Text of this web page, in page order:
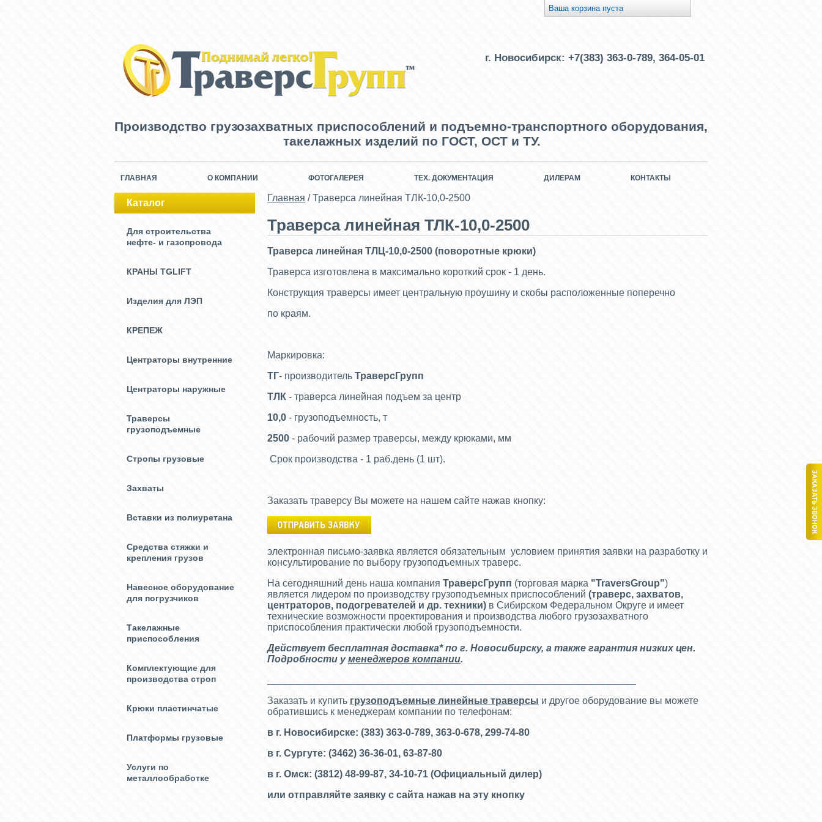
Ваша корзина пуста
г. Новосибирск: +7(383) 363-0-789, 364-05-01
Производство грузозахватных приспособлений и подъемно-транспортного оборудования,
такелажных изделий по ГОСТ, ОСТ и ТУ.
ГЛАВНАЯ О КОМПАНИИ ФОТОГАЛЕРЕЯ ТЕХ. ДОКУМЕНТАЦИЯ ДИЛЕРАМ КОНТАКТЫ
Каталог
Для строительства
нефте- и газопровода
КРАНЫ TGLIFT
Изделия для ЛЭП
КРЕПЕЖ
Центраторы внутренние
Центраторы наружные
Траверсы
грузоподъемные
Стропы грузовые
Захваты
Вставки из полиуретана
Средства стяжки и
крепления грузов
Навесное оборудование
для погрузчиков
Такелажные
приспособления
Комплектующие для
производства строп
Крюки пластинчатые
Платформы грузовые
Услуги по
металлообработке
Главная /Траверса линейная ТЛК-10,0-2500
Траверса линейная ТЛК-10,0-2500
Траверса линейная ТЛЦ-10,0-2500 (поворотные крюки)
Траверса изготовлена в максимально короткий срок - 1 день.
Конструкция траверсы имеет центральную проушину и скобы расположенные поперечно
по краям.
Маркировка:
ТГ- производитель ТраверсГрупп
ТЛК - траверса линейная подъем за центр
10,0 - грузоподъемность, т
2500 - рабочий размер траверсы, между крюками, мм
Срок производства - 1 раб.день (1 шт).
Заказать траверсу Вы можете на нашем сайте нажав кнопку:
электронная письмо-заявка является обязательным условием принятия заявки на разработку и
консультирование по выбору грузоподъемных траверс.
На сегодняшний день наша компания ТраверсГрупп (торговая марка "TraversGroup")
является лидером по производству грузоподъемных приспособлений (траверс, захватов,
центраторов, подогревателей и др. техники) в Сибирском Федеральном Округе и имеет
технические возможности проектирования и производства любого грузозахватного
приспособления практически любой грузоподъемности.
Действует бесплатная доставка* по г. Новосибирску, а также гарантия низких цен.
Подробности уменеджеров компании.
Заказать и купить грузоподъемные линейные траверсы и другое оборудование вы можете
обратившись к менеджерам компании по телефонам:
в г. Новосибирске: (383) 363-0-789, 363-0-678, 299-74-80
в г. Сургуте: (3462) 36-36-01, 63-87-80
в г. Омск: (3812) 48-99-87, 34-10-71 (Официальный дилер)
или отправляйте заявку с сайта нажав на эту кнопку